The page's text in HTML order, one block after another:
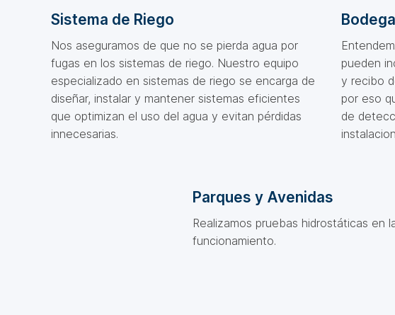
Sistema de Riego
Nos aseguramos de que no se pierda agua por
fugas en los sistemas de riego. Nuestro equipo
especializado en sistemas de riego se encarga de
diseñar, instalar y mantener sistemas eficientes
que optimizan el uso del agua y evitan pérdidas
innecesarias.
pueden
y recibo
por eso
de
Parques y Avenidas
Realizamos pruebas hidrostáticas en
funcionamiento.